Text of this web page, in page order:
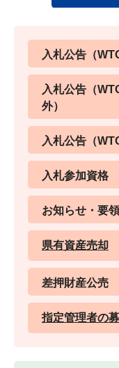
入札公告（
入札公告（
外）
入札公告（
入札参加資格
お知らせ・要
県有資産売却
差押財産公売
指定管理者の